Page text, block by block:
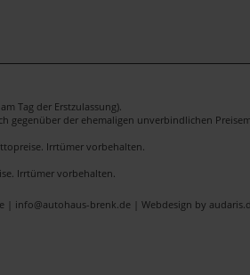
Tag der Erstzulassung).
gegenüber der ehemaligen unverbindlichen
Irrtümer vorbehalten.
Irrtümer vorbehalten.
| info@autohaus-brenk.de | Webdesign by